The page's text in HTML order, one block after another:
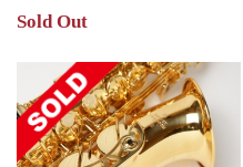
Sold Out